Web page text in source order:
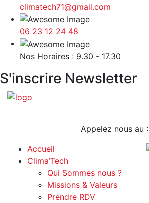
climatech71@gmail.com
06 23 12 24 48
Nos Horaires : 9.30 - 17.30
S'inscrire Newsletter
Appelez nous au :
Accueil
Clima’Tech
Qui Sommes nous ?
Missions & Valeurs
Prendre RDV